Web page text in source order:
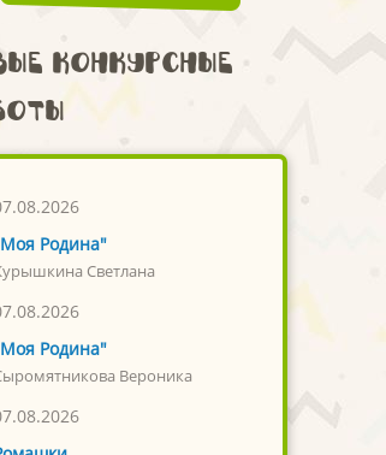
конкурсные
Родина"
Светлана
Родина"
Вероника